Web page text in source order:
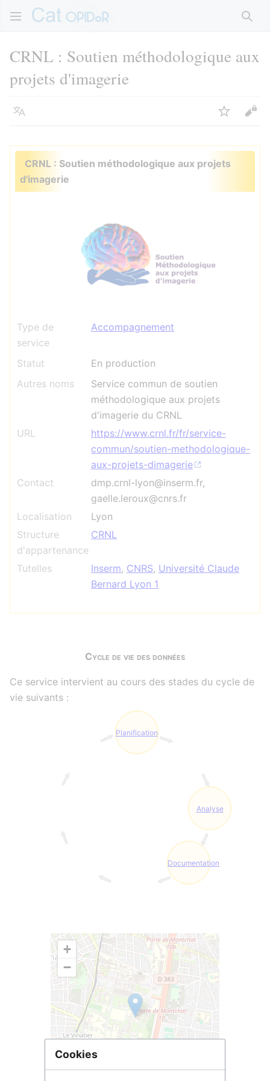
CRNL : Soutien méthodologique aux
projets d'imagerie
Langue Suivre
CRNL : Soutien méthodologique aux projets
d'imagerie
Type de
service
Accompagnement
Statut
En production
Autres noms
Service commun de soutien
méthodologique aux projets
d'imagerie du CRNL
URL
https://www.crnl.fr/fr/service-
commun/soutien-methodologique-
aux-projets-dimagerie
Contact
dmp.crnl-lyon@inserm.fr,
gaelle.leroux@cnrs.fr
Localisation
Lyon
Structure
d'appartenance
CRNL
Tutelles Inserm, CNRS, Université Claude
Bernard Lyon 1
Cycle de vie des données
Ce service intervient au cours des stades du cycle de
vie suivants :
Planification
Analyse
Documentation
+
−
Cookies